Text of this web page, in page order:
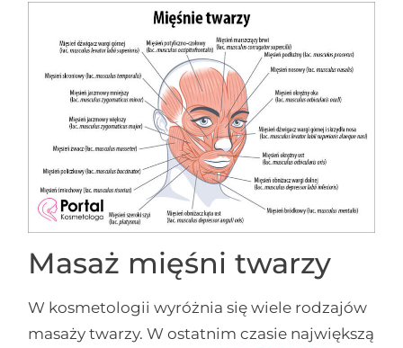
Masaż mięśni twarzy
W kosmetologii wyróżnia się wiele rodzajów
masaży twarzy. W ostatnim czasie największą